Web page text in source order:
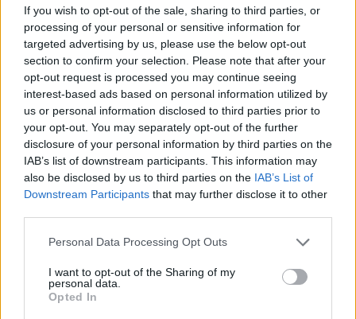
If you wish to opt-out of the sale, sharing to third parties, or
processing of your personal or sensitive information for
targeted advertising by us, please use the below opt-out
section to confirm your selection. Please note that after your
opt-out request is processed you may continue seeing
interest-based ads based on personal information utilized by
us or personal information disclosed to third parties prior to
your opt-out. You may separately opt-out of the further
disclosure of your personal information by third parties on the
IAB’s list of downstream participants. This information may
also be disclosed by us to third parties on the IAB’s List of
Downstream Participants that may further disclose it to other
Personal Data Processing Opt Outs
I want to opt-out of the Sharing of my
personal data.
Opted In
schon ein paar Tage spielst solltest du so langsam wissen
wie das hier geht
17 Oktober 2025
Thaurus006
Forenmogul
Ich meine die neue Quest in Oldfield
Collect smal soul Tablet
17 Oktober 2025
Gunging
Ich weis, die Quest ist mal wieder nicht auf übersetzt